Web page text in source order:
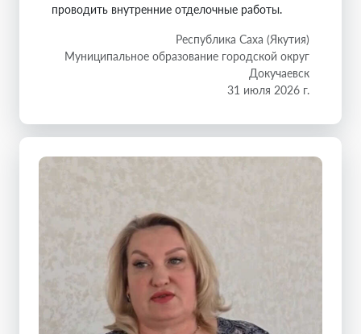
проводить внутренние отделочные работы.
Республика Саха (Якутия)
Муниципальное образование городской округ
Докучаевск
31 июля 2026 г.